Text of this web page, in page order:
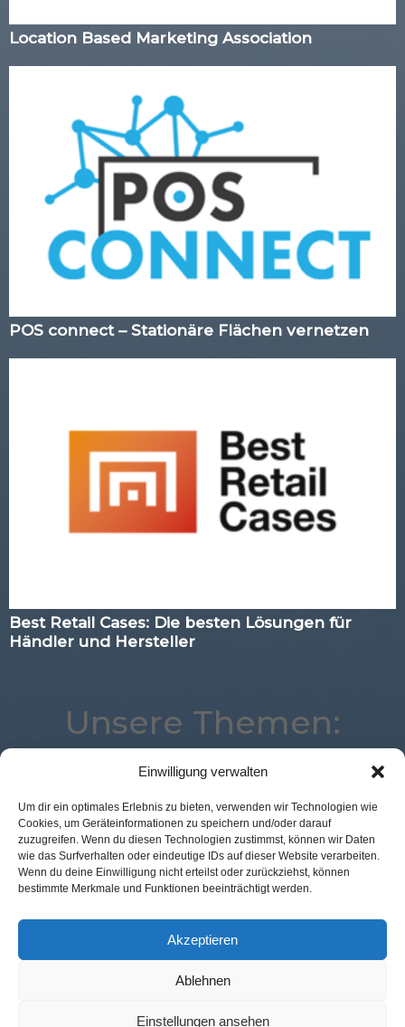
Einwilligung verwalten
Um dir ein optimales Erlebnis zu bieten, verwenden wir Technologien wie
Cookies, um Geräteinformationen zu speichern und/oder darauf
zuzugreifen. Wenn du diesen Technologien zustimmst, können wir Daten
wie das Surfverhalten oder eindeutige IDs auf dieser Website verarbeiten.
Wenn du deine Einwilligung nicht erteilst oder zurückziehst, können
bestimmte Merkmale und Funktionen beeinträchtigt werden.
Akzeptieren
Ablehnen
Einstellungen ansehen
Location Based Marketing Association
POS connect – Stationäre Flächen vernetzen
Best Retail Cases: Die besten Lösungen für
Händler und Hersteller
Unsere Themen:
POS Connect Location
Best Retail Cases
Kassenlose Läden
Digital Loyalty
Marketing
Künstliche Intelligenz
Commerce
Corona
Mobile
Logistik eCommerce
Expertenwissen
Kontakt Redaktion Impressum Datenschutz